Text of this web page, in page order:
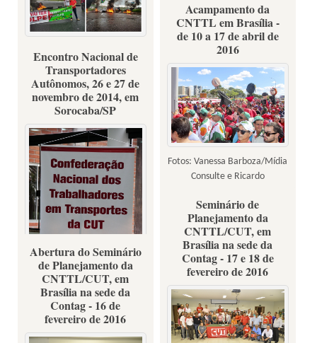
Trabalhadores em transportes
na defesa da democracia e
contra a retirada de direitos
Acampamento da
CNTTL em Brasília -
de 10 a 17 de abril de
2016
Fotos: Vanessa Barboza/Mídia
Consulte e Ricardo
Encontro Nacional de
Transportadores
Autônomos, 26 e 27 de
novembro de 2014, em
Sorocaba/SP
Fotos: Gilberto Araújo
Seminário de
Planejamento da
CNTTL/CUT, em
Brasília na sede da
Contag - 17 e 18 de
fevereiro de 2016
Abertura do Seminário
de Planejamento da
CNTTL/CUT, em
Brasília na sede da
Contag - 16 de
fevereiro de 2016